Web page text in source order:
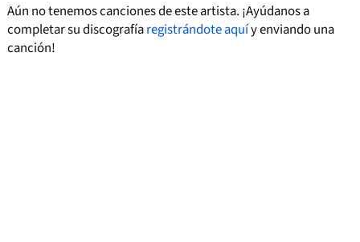
Aún no tenemos canciones de este artista. ¡Ayúdanos a
completar su discografíaregistrándote aquíy enviando una
canción!